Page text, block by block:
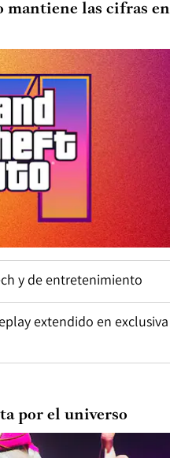
mantiene las cifras en
y de entretenimiento
extendido en exclusiva
por el universo